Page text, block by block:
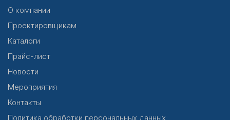
О компании
Проектировщикам
Каталоги
Прайс-лист
Новости
Мероприятия
Контакты
Политика обработки персональных данных